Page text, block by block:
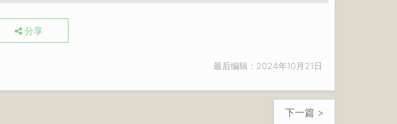
分享
最后编辑：2024年10月21日
下一篇 >